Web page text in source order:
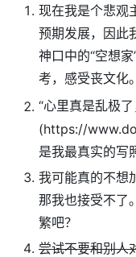
现在我是个悲观
预期发展，因此
神口中的“空想
考，感受丧文化。
“心里真是乱极
(https://
是我最真实的写
我可能真的不想
那我也接受不了
繁吧？
尝试不要和别人